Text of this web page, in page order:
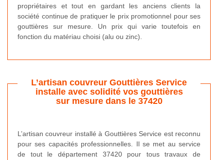
propriétaires et tout en gardant les anciens clients la
société continue de pratiquer le prix promotionnel pour ses
gouttières sur mesure. Un prix qui varie toutefois en
fonction du matériau choisi (alu ou zinc).
L’artisan couvreur Gouttières Service
installe avec solidité vos gouttières
sur mesure dans le 37420
L’artisan couvreur installé à Gouttières Service est reconnu
pour ses capacités professionnelles. Il se met au service
de tout le département 37420 pour tous travaux de